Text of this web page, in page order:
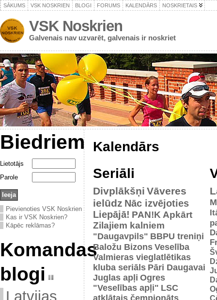
SĀKUMS VSK NOSKRIEN BLOGI FORUMS KALENDĀRS NOSKRIETAIS
VSK Noskrien
Galvenais nav uzvarēt, galvenais ir noskriet
Biedriem
Lietotājs
Parole
Pievienoties VSK Noskrien
Kas ir VSK Noskrien?
Kāpēc reklāmas?
Komandas
blogi
Latvijas
Kalendārs
Seriāli
Divplākšņi Vāveres
ielūdz Nāc izvējoties
Liepājā! PAN!K Apkārt
Zilajiem kalniem
"Daugavpils" BBPU treniņi
Baložu BizonsVeselība
Valmieras vieglatlētikas
kluba seriāls Pāri Daugavai
Juglas apļi Ogres
"Veselības apļi" LSC
atklātais čempionāts